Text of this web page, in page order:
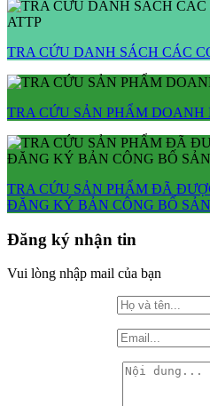
TRA CỨU DANH SÁCH CÁC
TRA CỨU SẢN PHẨM DOANH
TRA CỨU SẢN PHẨM ĐÃ
ĐĂNG KÝ BẢN CÔNG BỐ
Đăng ký nhận tin
Vui lòng nhập mail của bạn